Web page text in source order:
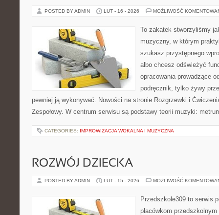
POSTED BY ADMIN LUT - 16 - 2026 MOŻLIWOŚĆ
To zakątek stworzyliśmy
muzyczny, w którym
szukasz przystępnego
albo chcesz odświeżyć
opracowania prowadzące
podręcznik, tylko żywy
pewniej ją wykonywać. Nowości na stronie Rozgrzewki i
Zespołowy. W centrum serwisu są podstawy teorii muzyki:
CATEGORIES: IMPROWIZACJA WOKALNA I MUZYCZNA
ROZWÓJ DZIECKA
POSTED BY ADMIN LUT - 15 - 2026 MOŻLIWOŚĆ
Przedszkole309 to serwis
placówkom